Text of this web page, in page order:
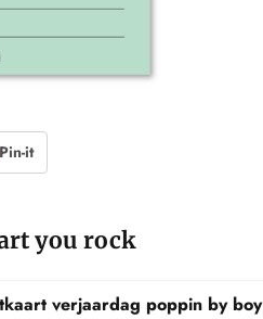
Pin-it
you rock
verjaardag poppin by boy